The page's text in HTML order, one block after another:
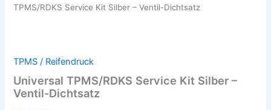
TPMS/RDKS Service Kit Silber – Ventil-Dichtsatz
TPMS / Reifendruck
Universal TPMS/RDKS Service Kit Silber –
Ventil-Dichtsatz
–